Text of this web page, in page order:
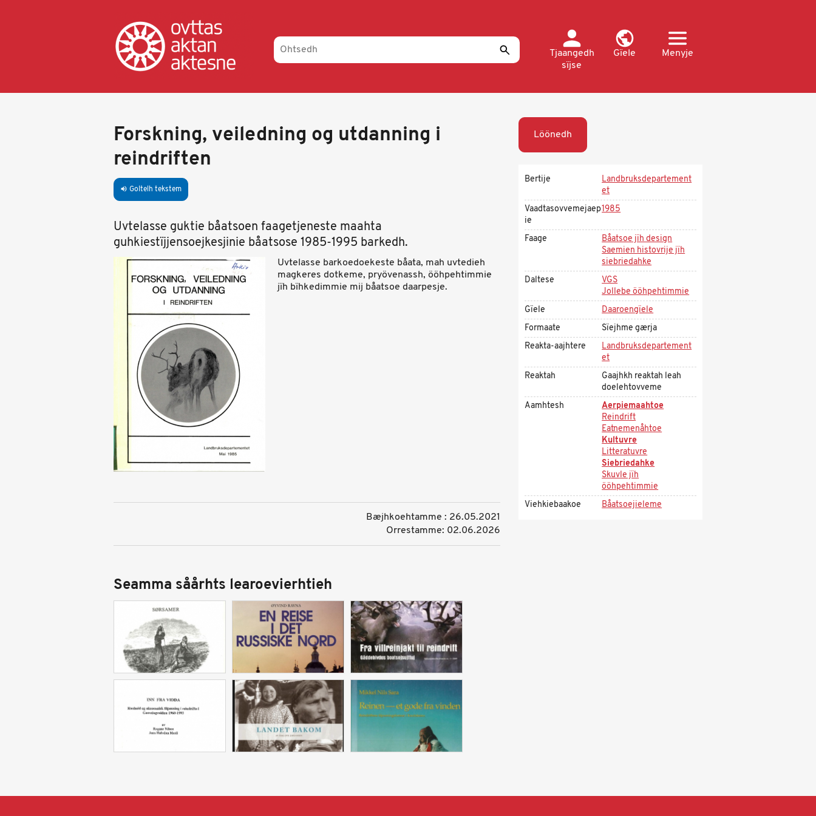
Tjaangedh
sïjse
Gïele Menyje
Forskning, veiledning og utdanning i
reindriften
volume_up Goltelh tekstem
Uvtelasse guktie båatsoen faagetjeneste maahta
guhkiestïjjensoejkesjinie båatsose 1985-1995 barkedh.
Uvtelasse barkoedoekeste båata, mah uvtedieh
magkeres dotkeme, pryövenassh, ööhpehtimmie
jïh bïhkedimmie mij båatsoe daarpesje.
Bæjhkoehtamme : 26.05.2021
Orrestamme: 02.06.2026
Seamma såårhts learoevierhtieh
Löönedh
Bertije
Landbruksdepartement
et
Vaadtasovvemejaep
ie
1985
Faage
Båatsoe jïh design
Saemien histovrije jïh
siebriedahke
Daltese
VGS
Jollebe ööhpehtimmie
Gïele
Daaroengïele
Formaate
Sïejhme gærja
Reakta-aajhtere
Landbruksdepartement
et
Reaktah
Gaajhkh reaktah leah
doelehtovveme
Aamhtesh
Aerpiemaahtoe
Reindrift
Eatnemenåhtoe
Kultuvre
Litteratuvre
Siebriedahke
Skuvle jïh
ööhpehtimmie
Viehkiebaakoe
Båatsoejieleme